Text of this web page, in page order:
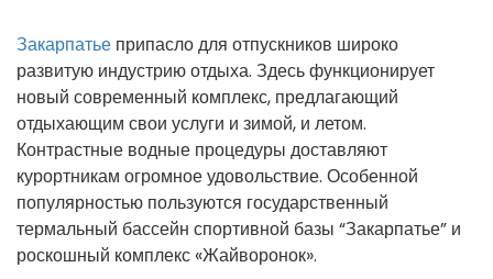
Закарпатье припасло для отпускников широко
развитую индустрию отдыха. Здесь функционирует
новый современный комплекс, предлагающий
отдыхающим свои услуги и зимой, и летом.
Контрастные водные процедуры доставляют
курортникам огромное удовольствие. Особенной
популярностью пользуются государственный
термальный бассейн спортивной базы “Закарпатье” и
роскошный комплекс «Жайворонок».